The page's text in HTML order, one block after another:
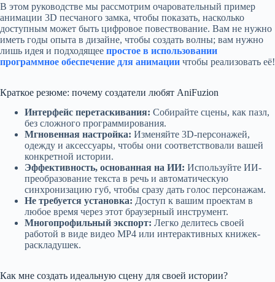
В этом руководстве мы рассмотрим очаровательный пример
анимации 3D песчаного замка, чтобы показать, насколько
доступным может быть цифровое повествование. Вам не нужно
иметь годы опыта в дизайне, чтобы создать волны; вам нужно
лишь идея и подходящее простое в использовании
программное обеспечение для анимации чтобы реализовать её!
Краткое резюме: почему создатели любят AniFuzion
Интерфейс перетаскивания: Собирайте сцены, как пазл,
без сложного программирования.
Мгновенная настройка: Изменяйте 3D-персонажей,
одежду и аксессуары, чтобы они соответствовали вашей
конкретной истории.
Эффективность, основанная на ИИ: Используйте ИИ-
преобразование текста в речь и автоматическую
синхронизацию губ, чтобы сразу дать голос персонажам.
Не требуется установка: Доступ к вашим проектам в
любое время через этот браузерный инструмент.
Многопрофильный экспорт: Легко делитесь своей
работой в виде видео MP4 или интерактивных книжек-
раскладушек.
Как мне создать идеальную сцену для своей истории?